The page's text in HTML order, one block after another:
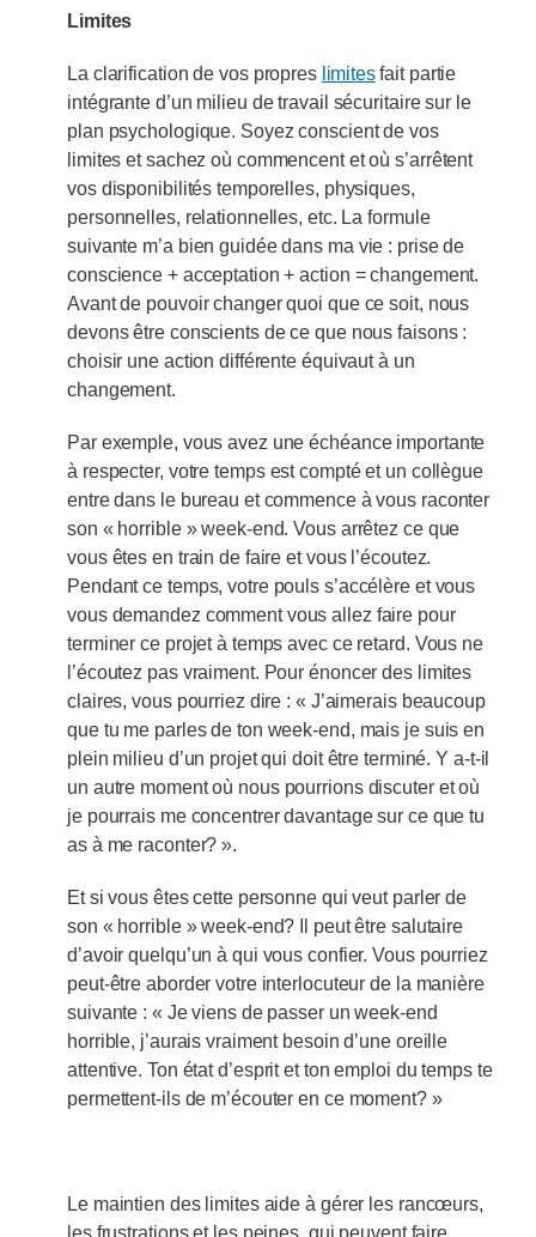
Limites
La clarification de vos propres limitesfait partie
intégrante d’un milieu de travail sécuritaire sur le
plan psychologique. Soyez conscient de vos
limites et sachez où commencent et où s’arrêtent
vos disponibilités temporelles, physiques,
personnelles, relationnelles, etc. La formule
suivante m’a bien guidée dans ma vie : prise de
conscience + acceptation + action = changement.
Avant de pouvoir changer quoi que ce soit, nous
devons être conscients de ce que nous faisons :
choisir une action différente équivaut à un
changement.
Par exemple, vous avez une échéance importante
à respecter, votre temps est compté et un collègue
entre dans le bureau et commence à vous raconter
son « horrible » week-end. Vous arrêtez ce que
vous êtes en train de faire et vous l’écoutez.
Pendant ce temps, votre pouls s’accélère et vous
vous demandez comment vous allez faire pour
terminer ce projet à temps avec ce retard. Vous ne
l’écoutez pas vraiment. Pour énoncer des limites
claires, vous pourriez dire : « J’aimerais beaucoup
que tu me parles de ton week-end, mais je suis en
plein milieu d’un projet qui doit être terminé. Y a-t-il
un autre moment où nous pourrions discuter et où
je pourrais me concentrer davantage sur ce que tu
as à me raconter? ».
Et si vous êtes cette personne qui veut parler de
son « horrible » week-end? Il peut être salutaire
d’avoir quelqu’un à qui vous confier. Vous pourriez
peut-être aborder votre interlocuteur de la manière
suivante : « Je viens de passer un week-end
horrible, j’aurais vraiment besoin d’une oreille
attentive. Ton état d’esprit et ton emploi du temps te
permettent-ils de m’écouter en ce moment? »
Le maintien des limites aide à gérer les rancœurs,
les frustrations et les peines, qui peuvent faire